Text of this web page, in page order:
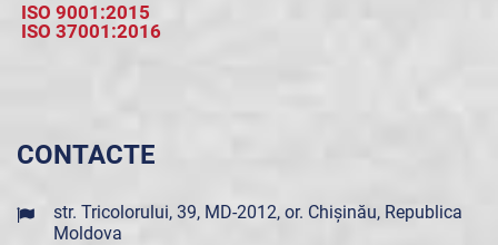
ISO 9001:2015
ISO 37001:2016
CONTACTE
str. Tricolorului, 39, MD-2012, or. Chișinău, Republica
Moldova